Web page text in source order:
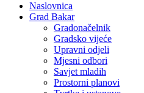
Naslovnica
Grad Bakar
Gradonačelnik
Gradsko vijeće
Upravni odjeli
Mjesni odbori
Savjet mladih
Prostorni planovi